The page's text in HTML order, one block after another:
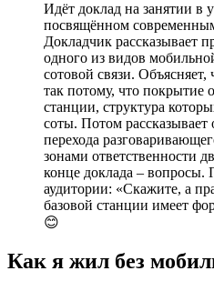
Идёт доклад на занятии в
посвящённом
Докладчик рассказывает
одного из видов
сотовой связи. Объясняет,
так потому, что покрытие
станции, структура
соты. Потом рассказывает
перехода
зонами ответственности
конце доклада – вопросы.
аудитории: «Скажите, а
базовой станции имеет
😊
Как я жил без